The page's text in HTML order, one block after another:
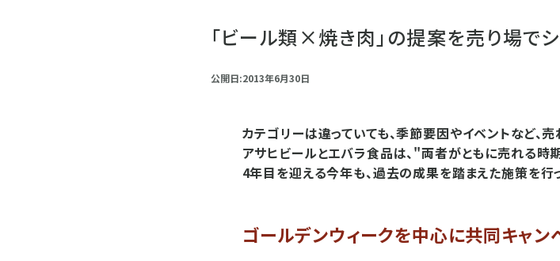
「ビール類×焼き肉」の提案を売り場で
公開日:2013年6月30日
カテゴリーは違っていても、季節要因やイベントなど、
アサヒビールとエバラ食品は、"両者がともに売れる時
4年目を迎える今年も、過去の成果を踏まえた施策を行
ゴールデンウィークを中心に共同キャン